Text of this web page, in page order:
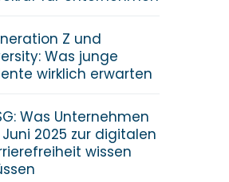
Z und
Was junge
wirklich erwarten
Was Unternehmen
2025 zur digitalen
wissen